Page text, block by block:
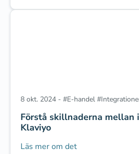
8 okt. 2024 - #E-handel #
Förstå skillnaderna mellan
Klaviyo
Läs mer om det